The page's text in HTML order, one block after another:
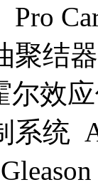
Pro
聚结
尔效
系统